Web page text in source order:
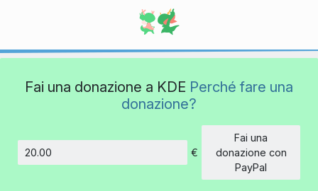
Fai una donazione a KDE Perché fare una
donazione?
Importo
€
Fai una
donazione con
PayPal